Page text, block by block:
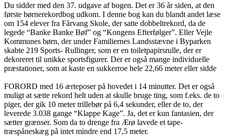
Du sidder med den 37. udgave af bogen. Det er 36 år siden, at den
første børnerekordbog udkom. I denne bog kan du blandt andet læse
om 154 elever fra Fårvang Skole, der satte dobbeltrekord, da de
legede “Banke Banke Bøf” og “Kongens Efterfølger”. Eller Vejle
Kommunes børn, der under Familiernes Landsstævne i Byparken
skabte 219 Sports- Rullinger, som er en toiletpapirsrulle, der er
dekoreret til unikke sportsfigurer. Der er også mange individuelle
præstationer, som at kaste en sukkerroe hele 22,66 meter eller sidde
FORORD med 16 ærteposer på hovedet i 14 minutter. Det er også
muligt at sætte rekord helt uden at skulle bruge ting, som f.eks. de to
piger, der gik 10 meter trillebør på 6,4 sekunder, eller de to, der
leverede 3.038 gange “Klappe Kage”. Ja, det er kun fantasien, der
sætter grænser. Som da to drenge fra Ærø lavede et tape-
træspåneskæg på intet mindre end 17,5 meter.